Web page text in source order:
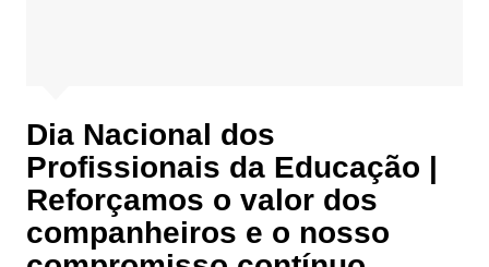
Dia Nacional dos
Profissionais da Educação |
Reforçamos o valor dos
companheiros e o nosso